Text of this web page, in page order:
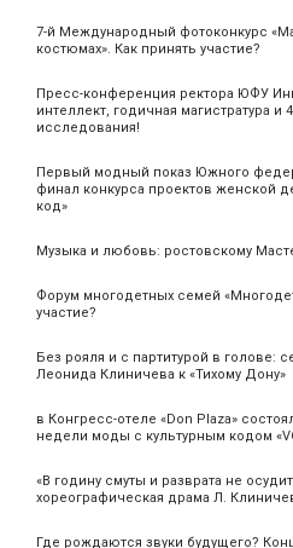
7-й Международный фотоконкурс
костюмах». Как принять участие?
Пресс-конференция ректора ЮФУ
интеллект, годичная магистратура и
исследования!
Первый модный показ Южного
финал конкурса проектов женской
код»
Музыка и любовь: ростовскому
Форум многодетных семей
участие?
Без рояля и с партитурой в голове:
Леонида Клиничева к «Тихому Дону»
в Конгресс-отеле «Don Plaza»
недели моды с культурным кодом
«В годину смуты и разврата не
хореографическая драма Л.
Где рождаются звуки будущего?